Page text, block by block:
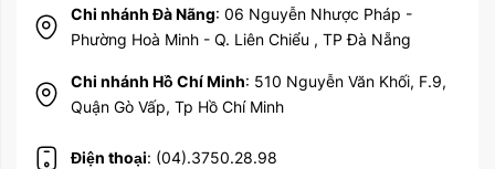
Chi nhánh Đà Nãng: 06 Nguyễn Nhược Pháp -
Phường Hoà Minh - Q. Liên Chiểu , TP Đà Nẵng
Chi nhánh Hồ Chí Minh: 510 Nguyễn Văn Khối, F.9,
Quận Gò Vấp, Tp Hồ Chí Minh
Điện thoại: (04).3750.28.98